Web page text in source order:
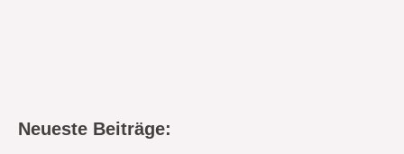
Neueste Beiträge: